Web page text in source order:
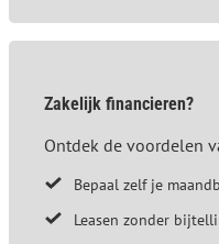
Zakelijk financieren?
Ontdek de voordelen
Bepaal zelf je
Leasen zonder